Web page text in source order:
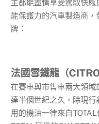
主都能盡情享受駕馭快感
能保護力的汽車製造商，
牌：
法國雪鐵龍（
在賽車與市售車兩大領域
達半個世紀之久，除現行
用的機油一律來自TOTAL